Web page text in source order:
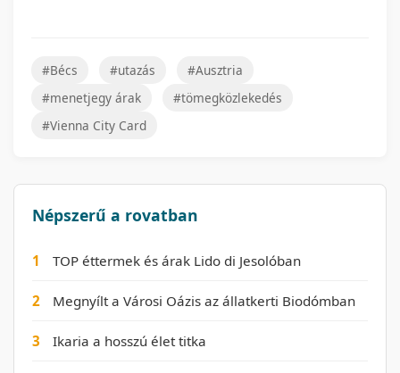
#Bécs #utazás
#Ausztria
#menetjegy árak
#tömegközlekedés
#Vienna City Card
Népszerű a rovatban
1 TOP éttermek és árak Lido di Jesolóban
2 Megnyílt a Városi Oázis az állatkerti Biodómban
3 Ikaria a hosszú élet titka